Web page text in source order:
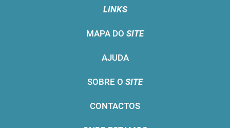
LINKS
MAPA DO SITE
AJUDA
SOBRE O SITE
CONTACTOS